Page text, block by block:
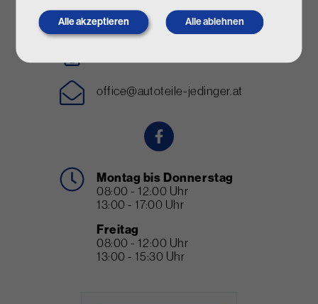
Wallerer Straße 113
4600 Wels
office@autoteile-jedinger.at
Montag bis Donnerstag
08:00 - 12:00 Uhr
13:00 - 17:00 Uhr
Freitag
08:00 - 12:00 Uhr
13:00 - 15:30 Uhr
Alle akzeptieren
Withdraw
consent
Alle ablehnen